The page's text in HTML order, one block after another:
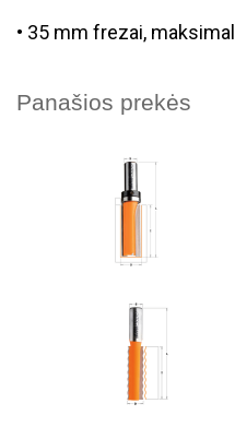
• 35 mm frezai,
Panašios prekės